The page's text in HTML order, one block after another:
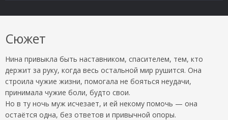
Сюжет
Нина привыкла быть наставником, спасителем, тем, кто
держит за руку, когда весь остальной мир рушится. Она
строила чужие жизни, помогала не бояться неудачи,
принимала чужие боли, будто свои.
Но в ту ночь муж исчезает, и ей некому помочь — она
остаётся одна, без ответов и привычной опоры.